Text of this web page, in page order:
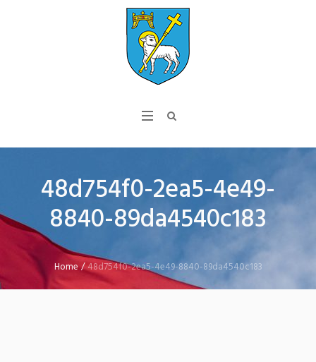
48d754f0-2ea5-4e49-
8840-89da4540c183
Home /48d754f0-2ea5-4e49-8840-89da4540c183